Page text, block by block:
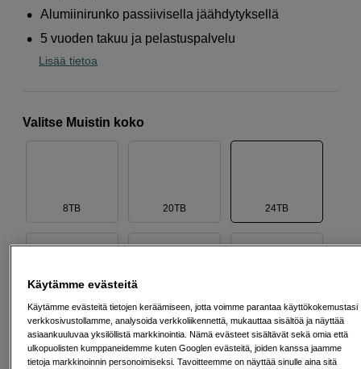
Alumiinirunko passiivisella jäähdytyksellä
5 vuoden takuu ja pelastuspalvelu
Lisää tietoa
Valitse Muistin koko
8TB 20TB 24TB
10TB 16TB 4TB
Käytämme evästeitä
Käytämme evästeitä tietojen keräämiseen, jotta voimme parantaa käyttökokemustasi
verkkosivustollamme, analysoida verkkoliikennettä, mukauttaa sisältöä ja näyttää
asiaankuuluvaa yksilöllistä markkinointia. Nämä evästeet sisältävät sekä omia että
ulkopuolisten kumppaneidemme kuten Googlen evästeitä, joiden kanssa jaamme
tietoja markkinoinnin personoimiseksi. Tavoitteemme on näyttää sinulle aina sitä